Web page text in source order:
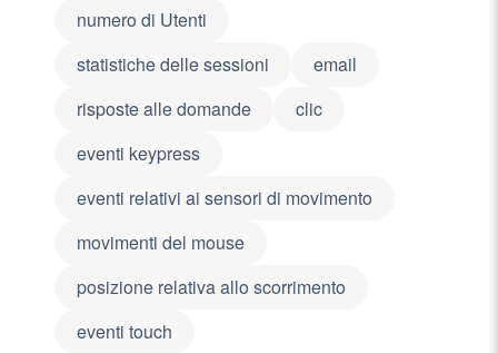
numero di Utenti
statistiche delle sessioni
email
risposte alle domande
clic
eventi keypress
eventi relativi ai sensori di movimento
movimenti del mouse
posizione relativa allo scorrimento
eventi touch